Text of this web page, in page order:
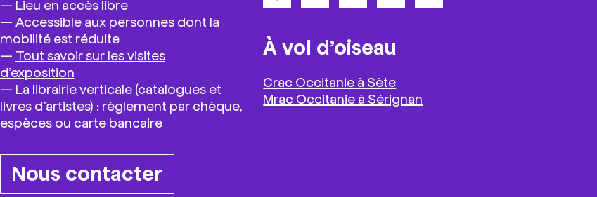
— Lieu en accès libre
— Accessible aux personnes dont la
mobilité est réduite
— Tout savoir sur les visites
d’exposition
— La librairie verticale (catalogues et
livres d’artistes) : règlement par chèque,
espèces ou carte bancaire
Nous contacter
À vol d’oiseau
Crac Occitanie à Sète
Mrac Occitanie à Sérignan